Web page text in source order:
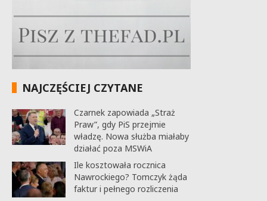
NAJCZĘŚCIEJ CZYTANE
Czarnek zapowiada „Straż
Praw”, gdy PiS przejmie
władzę. Nowa służba miałaby
działać poza MSWiA
Ile kosztowała rocznica
Nawrockiego? Tomczyk żąda
faktur i pełnego rozliczenia